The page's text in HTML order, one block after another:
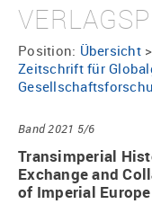
Position: Übersicht>
Zeitschrift für
Band 2021 5/6
Transimperial
Exchange and
of Imperial Europe